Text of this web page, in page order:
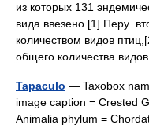
из которых 131
вида ввезено.[1] Перу
количеством видов
общего количества
Tapaculo — Taxobox
image caption = Crested
Animalia phylum =